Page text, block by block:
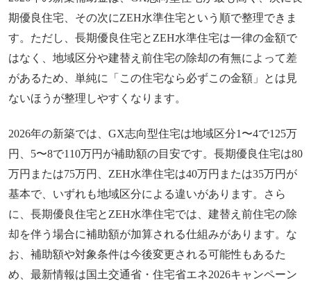
期優良住宅、その次にZEH水準住宅という順で整理できま
す。ただし、長期優良住宅とZEH水準住宅は一律の金額で
はなく、地域区分や建替え前住宅の除却の有無によって差
があるため、単純に「この住宅なら必ずこの金額」とは見
ないほうが整理しやすくなります。
2026年の新築では、GX志向型住宅は地域区分1〜4で125万
円、5〜8で110万円が補助額の目安です。長期優良住宅は80
万円または75万円、ZEH水準住宅は40万円または35万円が
基本で、いずれも地域区分による違いがあります。さら
に、長期優良住宅とZEH水準住宅では、建替え前住宅の除
却を伴う場合に補助額が加算される仕組みがあります。な
お、補助額や対象条件は今後変更される可能性もあるた
め、最新情報は国土交通省・住宅省エネ2026キャンペーン